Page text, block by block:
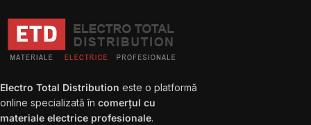
Electro Total Distribution este o platformă
online specializată în comerțul cu
materiale electrice profesionale.